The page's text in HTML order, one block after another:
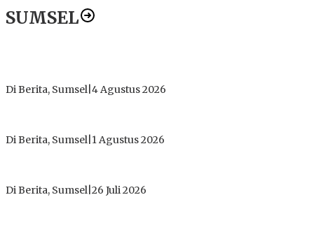
SUMSEL
Di Berita, Sumsel 4 Agustus 2026
Di Berita, Sumsel 1 Agustus 2026
Di Berita, Sumsel 26 Juli 2026